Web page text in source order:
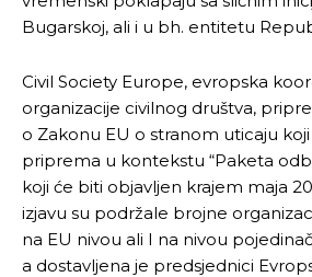
Bugarskoj, ali i u bh. entitetu
Civil Society Europe, evropska
organizacije civilnog društva,
o Zakonu EU o stranom uticaju
priprema u kontekstu “Paketa
koji će biti objavljen krajem maja
izjavu su podržale brojne
na EU nivou ali I na nivou
a dostavljena je predsjednici